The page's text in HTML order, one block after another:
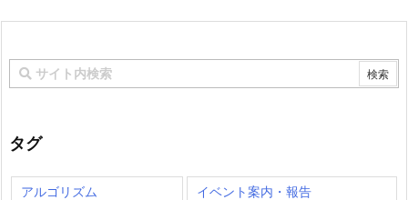
タグ
アルゴリズム イベント案内・報告